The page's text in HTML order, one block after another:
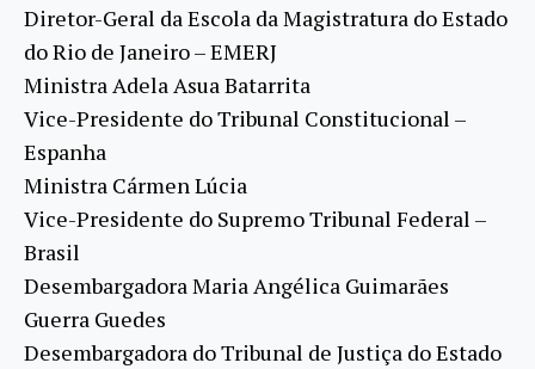
Diretor-Geral da Escola da Magistratura do Estado
do Rio de Janeiro – EMERJ
Ministra Adela Asua Batarrita
Vice-Presidente do Tribunal Constitucional –
Espanha
Ministra Cármen Lúcia
Vice-Presidente do Supremo Tribunal Federal –
Brasil
Desembargadora Maria Angélica Guimarães
Guerra Guedes
Desembargadora do Tribunal de Justiça do Estado